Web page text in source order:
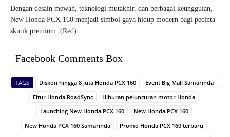
Dengan desain mewah, teknologi mutakhir, dan berbagai keunggulan,
New Honda PCX 160 menjadi simbol gaya hidup modern bagi pecinta
skutik premium. (Red)
Facebook Comments Box
TAGS Diskon hingga 8 juta Honda PCX 160
Event Big Mall Samarinda
Fitur Honda RoadSync
Hiburan peluncuran motor Honda
Launching New Honda PCX 160
New Honda PCX 160
New Honda PCX 160 Samarinda
Promo Honda PCX 160 terbaru